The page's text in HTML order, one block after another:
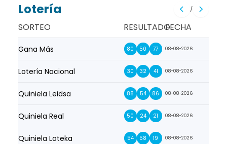
Lotería /
SORTEO RESULTADOFECHA
Gana Más 80 50 77 08-08-2026
Lotería Nacional 30 32 41 08-08-2026
Quiniela Leidsa 88 54 86 08-08-2026
Quiniela Real 50 24 21 08-08-2026
Quiniela Loteka 54 58 19 08-08-2026